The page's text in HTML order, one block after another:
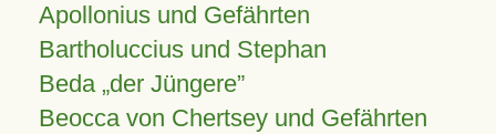
Apollonius und Gefährten
Bartholuccius und Stephan
Beda „der Jüngere”
Beocca von Chertsey und Gefährten